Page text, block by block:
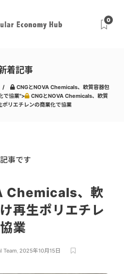
0
着記事
CNGとNOVA Chemicals、軟質容器包
で協業">
CNGとNOVA Chemicals、軟質
ポリエチレンの商業化で協業
事です
Chemicals、軟
再生ポリエチレ
業
Team, 2025年10月15日